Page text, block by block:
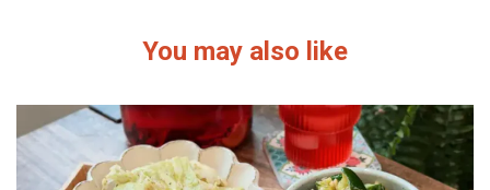
You may also like